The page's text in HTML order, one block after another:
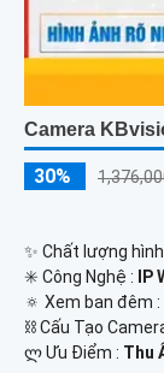
Camera
30%
✨ Chất lượng hình
✳️ Công Nghệ : IP
🔅 Xem ban đêm :
⛓ Cấu Tạo
️ლ Ưu Điểm : Thu